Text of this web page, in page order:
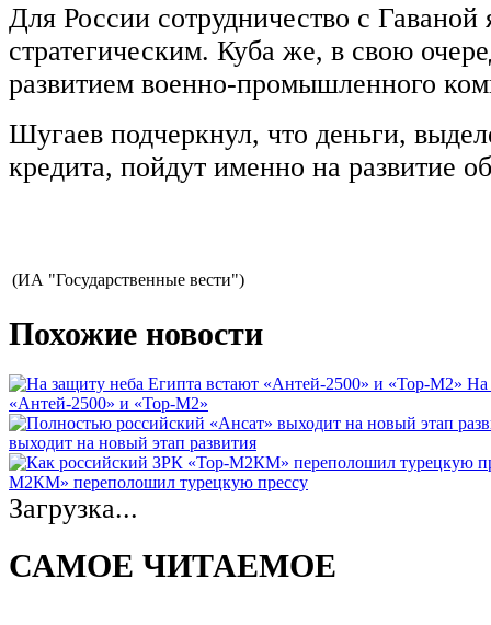
Для России сотрудничество с Гаваной
стратегическим. Куба же, в свою
развитием военно-промышленного
Шугаев подчеркнул, что деньги,
кредита, пойдут именно на развитие
(ИА "Государственные вести")
Похожие новости
На
«Антей-2500» и «Тор-М2»
выходит на новый этап развития
М2КМ» переполошил турецкую прессу
Загрузка...
САМОЕ ЧИТАЕМОЕ